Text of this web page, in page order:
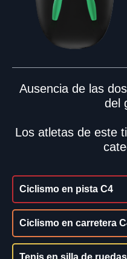
Ausencia de las
del
Los atletas de este
Ciclismo en pista C4
Ciclismo en carretera
Tenis en silla de